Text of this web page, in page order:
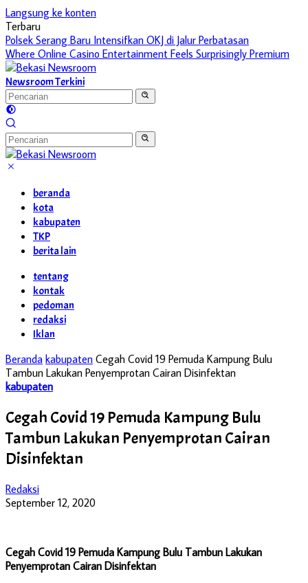
Langsung ke konten
Terbaru
Polsek Serang Baru Intensifkan OKJ di Jalur Perbatasan
Where Online Casino Entertainment Feels Surprisingly Premium
Newsroom Terkini
beranda
kota
kabupaten
TKP
berita lain
tentang
kontak
pedoman
redaksi
Iklan
Beranda kabupaten Cegah Covid 19 Pemuda Kampung Bulu
Tambun Lakukan Penyemprotan Cairan Disinfektan
kabupaten
Cegah Covid 19 Pemuda Kampung Bulu
Tambun Lakukan Penyemprotan Cairan
Disinfektan
Redaksi
September 12, 2020
Cegah Covid 19 Pemuda Kampung Bulu Tambun Lakukan
Penyemprotan Cairan Disinfektan